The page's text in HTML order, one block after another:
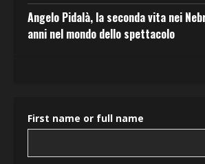
Angelo Pidalà, la seconda vita nei
anni nel mondo dello spettacolo
First name or full name